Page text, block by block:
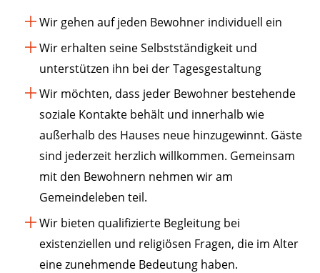
Wir gehen auf jeden Bewohner individuell ein
Wir erhalten seine Selbstständigkeit und
unterstützen ihn bei der Tagesgestaltung
Wir möchten, dass jeder Bewohner bestehende
soziale Kontakte behält und innerhalb wie
außerhalb des Hauses neue hinzugewinnt. Gäste
sind jederzeit herzlich willkommen. Gemeinsam
mit den Bewohnern nehmen wir am
Gemeindeleben teil.
Wir bieten qualifizierte Begleitung bei
existenziellen und religiösen Fragen, die im Alter
eine zunehmende Bedeutung haben.